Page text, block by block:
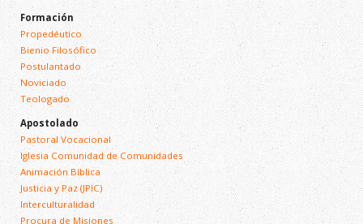
Formación
Propedéutico
Bienio Filosófico
Postulantado
Noviciado
Teologado
Apostolado
Pastoral Vocacional
Iglesia Comunidad de Comunidades
Animación Bíblica
Justicia y Paz (JPIC)
Interculturalidad
Procura de Misiones